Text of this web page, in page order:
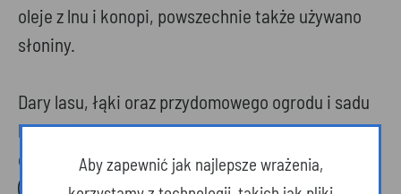
oleje z lnu i konopi, powszechnie także używano
słoniny.
Dary lasu, łąki oraz przydomowego ogrodu i sadu
były ważnym elementem codziennego menu. W
okresie zimowym królowała kiszona kapusta
(duszona z kminkiem, gotowana z grochem lub
Aby zapewnić jak najlepsze wrażenia,